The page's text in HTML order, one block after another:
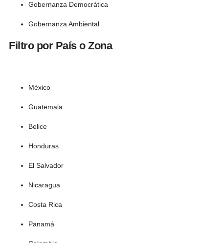
Gobernanza Democrática
Gobernanza Ambiental
Filtro por País o Zona
México
Guatemala
Belice
Honduras
El Salvador
Nicaragua
Costa Rica
Panamá